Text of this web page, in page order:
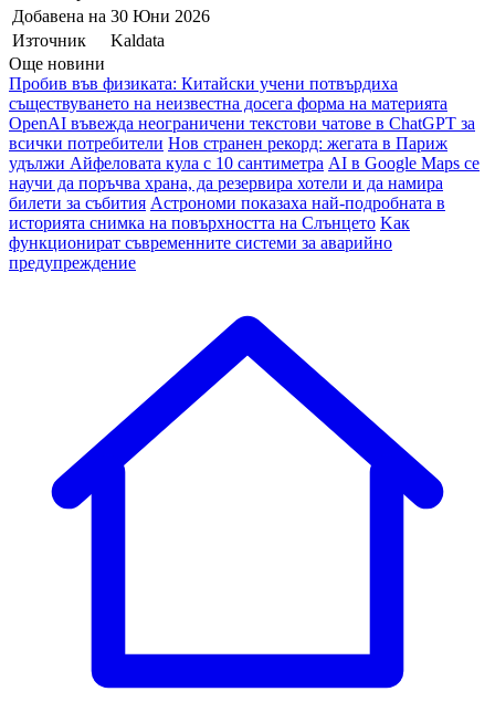
Добавена на 30 Юни 2026
Източник
Kaldata
Още новини
Пробив във физиката: Китайски учени потвърдиха
съществуването на неизвестна досега форма на материята
OpenAI въвежда неограничени текстови чатове в ChatGPT за
всички потребители Нов странен рекорд: жегата в Париж
удължи Айфеловата кула с 10 сантиметра AI в Google Maps се
научи да поръчва храна, да резервира хотели и да намира
билети за събития Астрономи показаха най-подробната в
историята снимка на повърхността на Слънцето Kак
функционират съвременните системи за аварийно
предупреждение